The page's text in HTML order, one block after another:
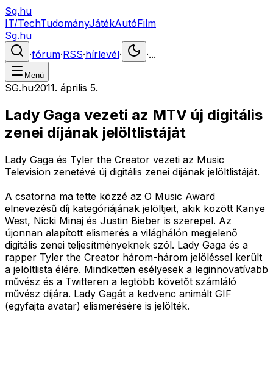
Sg.hu
IT/TechTudományJátékAutóFilm
Sg.hu
·fórum·RSS·hírlevél· ·...
Menü
SG.hu·2011. április 5.
Lady Gaga vezeti az MTV új digitális
zenei díjának jelöltlistáját
Lady Gaga és Tyler the Creator vezeti az Music
Television zenetévé új digitális zenei díjának jelöltlistáját.
A csatorna ma tette közzé az O Music Award
elnevezésű díj kategóriájának jelöltjeit, akik között Kanye
West, Nicki Minaj és Justin Bieber is szerepel. Az
újonnan alapított elismerés a világhálón megjelenő
digitális zenei teljesítményeknek szól. Lady Gaga és a
rapper Tyler the Creator három-három jelöléssel került
a jelöltlista élére. Mindketten esélyesek a leginnovatívabb
művész és a Twitteren a legtöbb követőt számláló
művész díjára. Lady Gagát a kedvenc animált GIF
(egyfajta avatar) elismerésére is jelölték.